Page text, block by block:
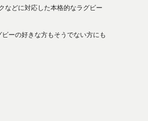
などに対応した本格的なラグビー
ーの好きな方もそうでない方にも